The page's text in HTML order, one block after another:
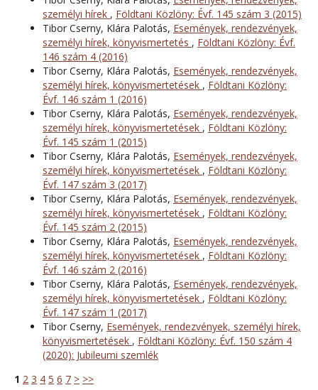
személyi hírek , Földtani Közlöny: Évf. 145 szám 3 (2015)
Tibor Cserny, Klára Palotás, Események, rendezvények,
személyi hírek, könyvismertetés , Földtani Közlöny: Évf.
146 szám 4 (2016)
Tibor Cserny, Klára Palotás, Események, rendezvények,
személyi hírek, könyvismertetések , Földtani Közlöny:
Évf. 146 szám 1 (2016)
Tibor Cserny, Klára Palotás, Események, rendezvények,
személyi hírek, könyvismertetések , Földtani Közlöny:
Évf. 145 szám 1 (2015)
Tibor Cserny, Klára Palotás, Események, rendezvények,
személyi hírek, könyvismertetések , Földtani Közlöny:
Évf. 147 szám 3 (2017)
Tibor Cserny, Klára Palotás, Események, rendezvények,
személyi hírek, könyvismertetések , Földtani Közlöny:
Évf. 145 szám 2 (2015)
Tibor Cserny, Klára Palotás, Események, rendezvények,
személyi hírek, könyvismertetések , Földtani Közlöny:
Évf. 146 szám 2 (2016)
Tibor Cserny, Klára Palotás, Események, rendezvények,
személyi hírek, könyvismertetések , Földtani Közlöny:
Évf. 147 szám 1 (2017)
Tibor Cserny, Események, rendezvények, személyi hírek,
könyvismertetések , Földtani Közlöny: Évf. 150 szám 4
(2020): Jubileumi szemlék
1 2 3 4 5 6 7 > >>